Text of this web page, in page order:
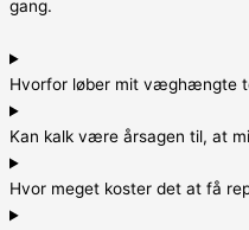
gang.
Hvorfor løber mit væghængte
Kan kalk være årsagen til, at
Hvor meget koster det at få